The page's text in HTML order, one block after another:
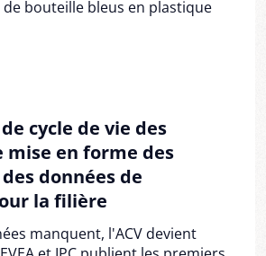
cycle de vie des
mise en forme des
données de
la filière
manquent, l'ACV devient